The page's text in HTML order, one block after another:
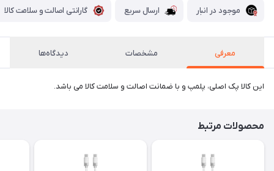
موجود در انبار ارسال سریع گارانتی اصالت و سلامت کالا
معرفی مشخصات دیدگاه‌ها
این کالا پک اصلی، پلمپ و با ضمانت اصالت و سلامت کالا می باشد.
محصولات مرتبط